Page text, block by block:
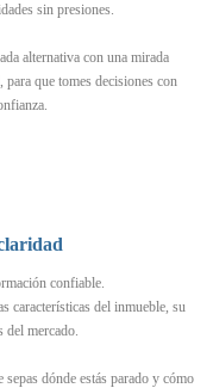
sin presiones.
alternativa con una mirada
que tomes decisiones con
confiable.
características del inmueble, su
del mercado.
dónde estás parado y cómo